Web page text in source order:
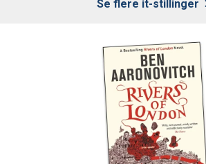
Se flere it-stillinger